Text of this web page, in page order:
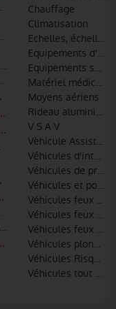
pour les formation à
véhicules
et des
(ECG)
- Traitements de
- Cadeaux
et salons
de sécurité
Chauffage
Climatisation
Echelles, échelles
Equipements
Equipements
Matériel médical
Moyens aériens
Rideau aluminium
V S A V
Vèhicule
Véhicules
Véhicules de
Véhicules et
Véhicules feux de
Véhicules feux
Véhicules feux
Véhicules
Véhicules Risques
Véhicules tout